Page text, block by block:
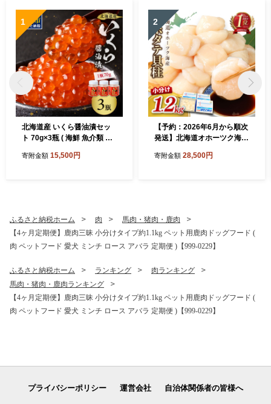
1
北海道産 いくら醤油漬セッ
ト 70g×3瓶 ( 海鮮 魚介類 魚
醤油漬け 海鮮丼 小分け 瓶詰
寄附金額 15,500円
2
【予約：2026年6月から順次
発送】北海道オホーツク海産
鮮 魚介 魚介類 貝 ほたて 刺
寄附金額 28,500円
ふるさと納税ホーム 肉
馬肉・猪肉・鹿肉
【4ヶ月定期便】鹿肉三昧 小分けタイプ約1.1kg ペット用鹿肉ドッグフード (
肉 ペットフード 愛犬 ミンチ ロース アバラ 定期便 )【999-0229】
ふるさと納税ホーム ランキング
肉ランキング
馬肉・猪肉・鹿肉ランキング
【4ヶ月定期便】鹿肉三昧 小分けタイプ約1.1kg ペット用鹿肉ドッグフード (
肉 ペットフード 愛犬 ミンチ ロース アバラ 定期便 )【999-0229】
プライバシーポリシー 運営会社 自治体関係者の皆様へ